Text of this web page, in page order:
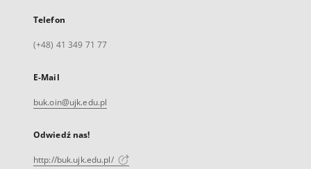
Telefon
(+48) 41 349 71 77
E-Mail
buk.oin@ujk.edu.pl
Odwiedź nas!
http://buk.ujk.edu.pl/